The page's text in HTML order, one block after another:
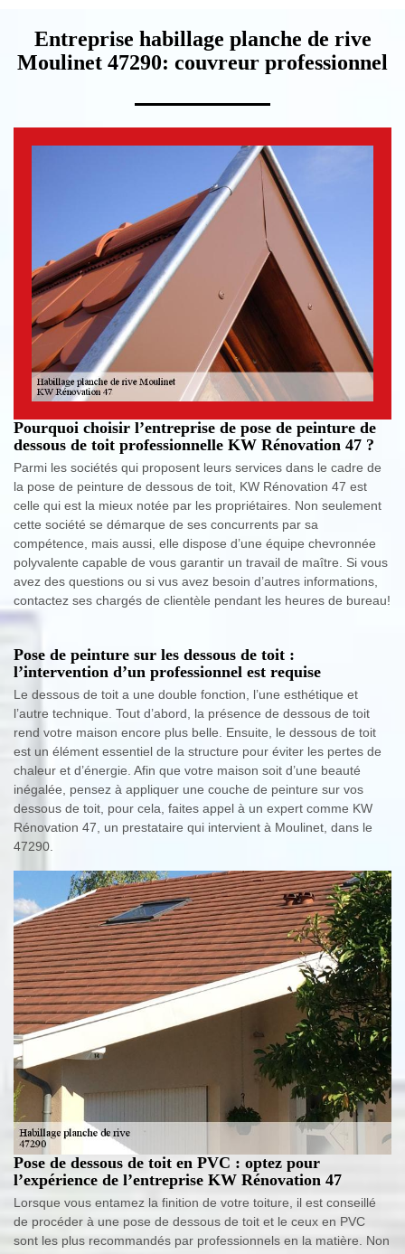
Entreprise habillage planche de rive
Moulinet 47290: couvreur professionnel
Pourquoi choisir l’entreprise de pose de peinture de
dessous de toit professionnelle KW Rénovation 47 ?
Parmi les sociétés qui proposent leurs services dans le cadre de
la pose de peinture de dessous de toit, KW Rénovation 47 est
celle qui est la mieux notée par les propriétaires. Non seulement
cette société se démarque de ses concurrents par sa
compétence, mais aussi, elle dispose d’une équipe chevronnée
polyvalente capable de vous garantir un travail de maître. Si vous
avez des questions ou si vus avez besoin d’autres informations,
contactez ses chargés de clientèle pendant les heures de bureau!
Pose de peinture sur les dessous de toit :
l’intervention d’un professionnel est requise
Le dessous de toit a une double fonction, l’une esthétique et
l’autre technique. Tout d’abord, la présence de dessous de toit
rend votre maison encore plus belle. Ensuite, le dessous de toit
est un élément essentiel de la structure pour éviter les pertes de
chaleur et d’énergie. Afin que votre maison soit d’une beauté
inégalée, pensez à appliquer une couche de peinture sur vos
dessous de toit, pour cela, faites appel à un expert comme KW
Rénovation 47, un prestataire qui intervient à Moulinet, dans le
47290.
Pose de dessous de toit en PVC : optez pour
l’expérience de l’entreprise KW Rénovation 47
Lorsque vous entamez la finition de votre toiture, il est conseillé
de procéder à une pose de dessous de toit et le ceux en PVC
sont les plus recommandés par professionnels en la matière. Non